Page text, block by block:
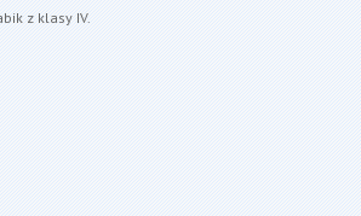
z klasy IV.